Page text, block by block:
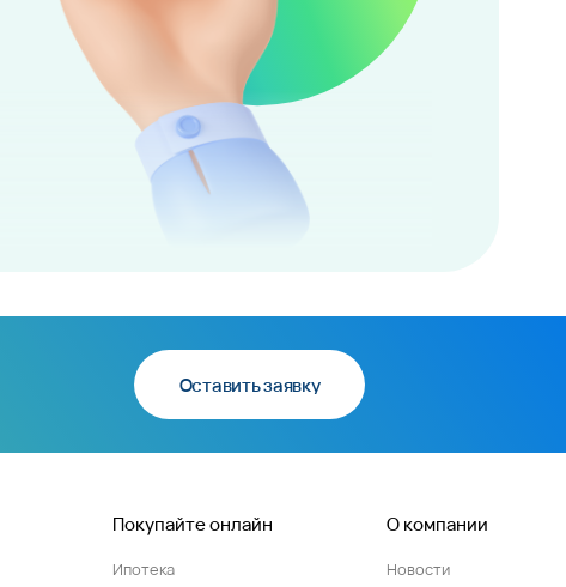
Оставить заявку
Покупайте онлайн
Ипотека
О компании
Новости